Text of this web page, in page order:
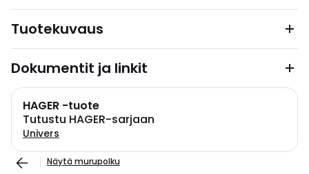
Tuotekuvaus
Dokumentit ja linkit
HAGER -tuote
Tutustu HAGER-sarjaan
Univers
Näytä murupolku